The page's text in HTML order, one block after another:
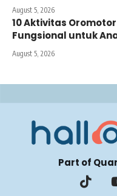
August 5, 2026
10 Aktivitas
Fungsional untuk
August 5, 2026
Part of